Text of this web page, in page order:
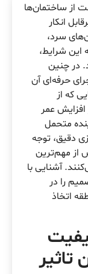
از ساختمان‌ها
انکار
سرد،
این شرایط،
در چنین
حرفه‌ای آن
که از
افزایش عمر
متحمل
دقیق، توجه
از مهم‌ترین
آشنایی با
را در
اتخاذ
تاثیر